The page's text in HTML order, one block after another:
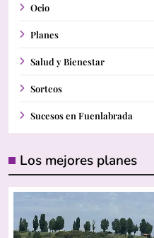
Ocio
Planes
Salud y Bienestar
Sorteos
Sucesos en Fuenlabrada
Los mejores planes